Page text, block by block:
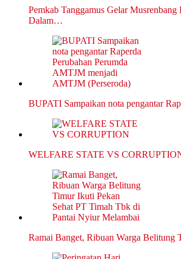
Pemkab Tanggamus Gelar
Dalam…
BUPATI Sampaikan nota pengantar
WELFARE STATE VS
Ramai Banget, Ribuan Warga